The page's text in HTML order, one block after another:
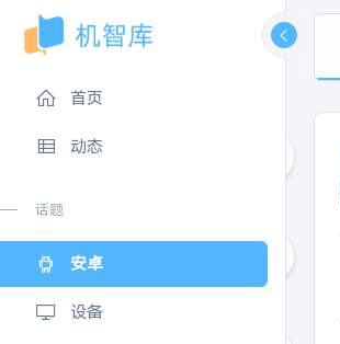
首页
动态
话题
安卓
设备